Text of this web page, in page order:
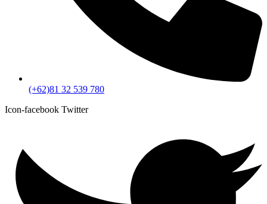
(+62)81 32 539 780
Icon-facebook Twitter